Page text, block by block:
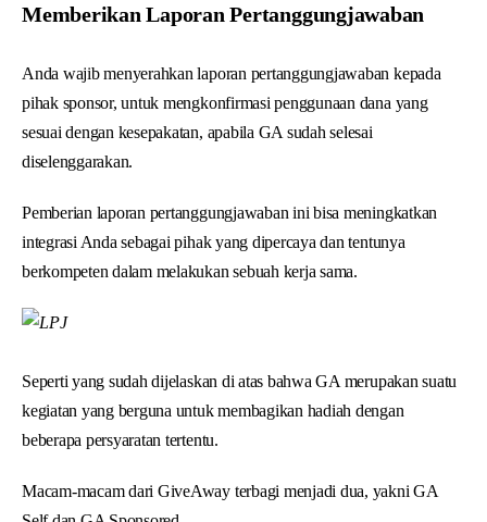
Memberikan Laporan Pertanggungjawaban
Anda wajib menyerahkan laporan pertanggungjawaban kepada
pihak sponsor, untuk mengkonfirmasi penggunaan dana yang
sesuai dengan kesepakatan, apabila GA sudah selesai
diselenggarakan.
Pemberian laporan pertanggungjawaban ini bisa meningkatkan
integrasi Anda sebagai pihak yang dipercaya dan tentunya
berkompeten dalam melakukan sebuah kerja sama.
Seperti yang sudah dijelaskan di atas bahwa GA merupakan suatu
kegiatan yang berguna untuk membagikan hadiah dengan
beberapa persyaratan tertentu.
Macam-macam dari GiveAway terbagi menjadi dua, yakni GA